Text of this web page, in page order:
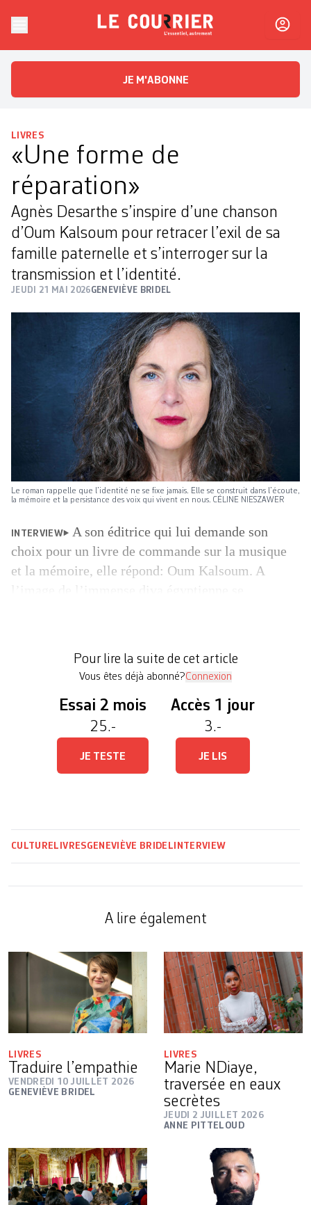
Le CourrierL'essentiel, autrement
JE M'ABONNE
LIVRES
«Une forme de
réparation»
Agnès Desarthe s’inspire d’une chanson
d’Oum Kalsoum pour retracer l’exil de sa
famille paternelle et s’interroger sur la
transmission et l’identité.
JEUDI 21 MAI 2026GENEVIÈVE BRIDEL
Le roman rappelle que l’identité ne se fixe jamais. Elle se construit dans l’écoute,
la mémoire et la persistance des voix qui vivent en nous. CÉLINE NIESZAWER
INTERVIEW
A son éditrice qui lui demande son
choix pour un livre de commande sur la musique
et la mémoire, elle répond: Oum Kalsoum. A
française s’inspire d’une chanson de celle […]
Pour lire la suite de cet article
Vous êtes déjà abonné?Connexion
Essai 2 mois
25.-
JE TESTE
Accès 1 jour
3.-
JE LIS
CULTURE LIVRESGENEVIÈVE BRIDEL INTERVIEW
A lire également
LIVRES
Traduire l’empathie
VENDREDI 10 JUILLET 2026
GENEVIÈVE BRIDEL
LIVRES
Marie NDiaye,
traversée en eaux
secrètes
JEUDI 2 JUILLET 2026
ANNE PITTELOUD